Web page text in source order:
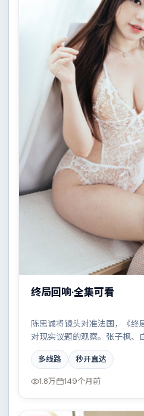
终局回响·全集可看
陈思诚将镜头对准法国，《终
对现实议题的观察。张子枫、
富，家族恩怨与时代变迁交织
元素与人文关怀之间取得平衡。
多线路 秒开直达
1.8万 149个月前